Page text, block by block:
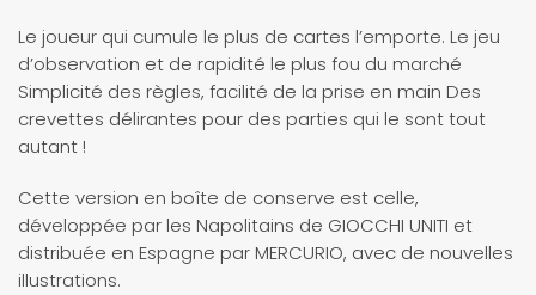
Le joueur qui cumule le plus de cartes l’emporte. Le jeu
d’observation et de rapidité le plus fou du marché
Simplicité des règles, facilité de la prise en main Des
crevettes délirantes pour des parties qui le sont tout
autant !
Cette version en boîte de conserve est celle,
développée par les Napolitains de GIOCCHI UNITI et
distribuée en Espagne par MERCURIO, avec de nouvelles
illustrations.